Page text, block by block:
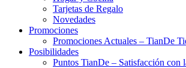
Tarjetas de Regalo
Novedades
Promociones
Promociones Actuales – TianDe
Posibilidades
Puntos TianDe – Satisfacción con